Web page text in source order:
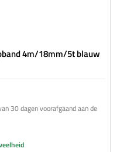
4m/18mm/5t blauw
30 dagen voorafgaand aan de